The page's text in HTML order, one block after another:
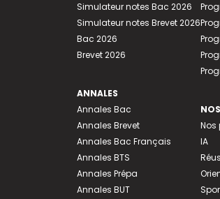
Simulateur notes Bac 2026
Simulateur notes Brevet 2026
Bac 2026
Brevet 2026
ANNALES
Annales Bac
Annales Brevet
Annales Bac Français
Annales BTS
Annales Prépa
Annales BUT
Nos
IA